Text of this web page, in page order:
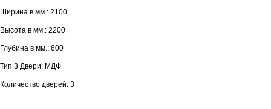
Ширина в мм.: 2100
Высота в мм.: 2200
Глубина в мм.: 600
Тип 3 Двери: МДФ
Количество дверей: 3